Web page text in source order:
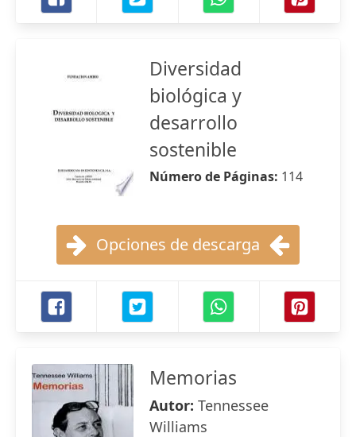
Diversidad
biológica y
desarrollo
sostenible
Número de Páginas: 114
Opciones de descarga
Memorias
Autor: Tennessee
Williams